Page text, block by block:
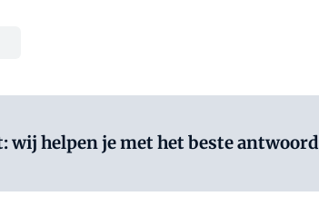
wij helpen je met het beste antwoord